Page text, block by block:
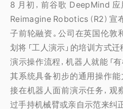
8 月初，前谷歌 DeepMind
Reimagine Robotics（R2）宣
子前轮融资。公司在英国伦敦
划将「工人演示」的培训方式
演示操作流程，机器人就能「
其系统具备初步的通用操作能
接在机器人面前演示任务，观
过手持机械臂或亲自示范来纠正